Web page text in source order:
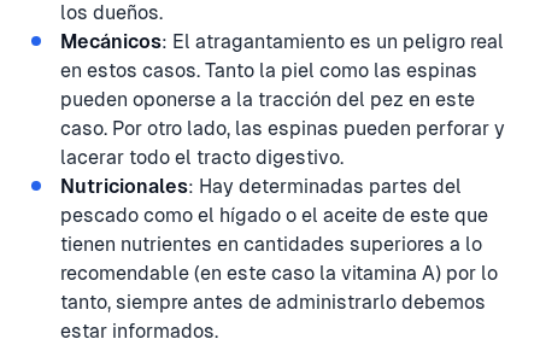
los dueños.
Mecánicos: El atragantamiento es un peligro real
en estos casos. Tanto la piel como las espinas
pueden oponerse a la tracción del pez en este
caso. Por otro lado, las espinas pueden perforar y
lacerar todo el tracto digestivo.
Nutricionales: Hay determinadas partes del
pescado como el hígado o el aceite de este que
tienen nutrientes en cantidades superiores a lo
recomendable (en este caso la vitamina A) por lo
tanto, siempre antes de administrarlo debemos
estar informados.